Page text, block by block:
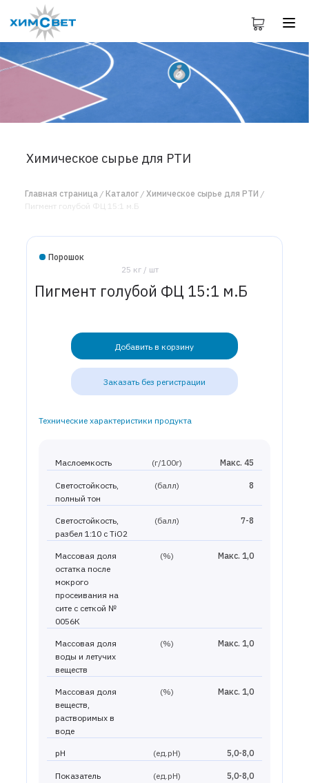
Химическое сырье для РТИ
Главная страница Каталог
Химическое сырье для РТИ
Пигмент голубой ФЦ 15:1 м.Б
Порошок
25 кг / шт
Пигмент голубой ФЦ 15:1 м.Б
Добавить в корзину
Заказать без регистрации
Технические характеристики продукта
Маслоемкость (г/100г) Макс. 45
Светостойкость,
полный тон
(балл) 8
Светостойкость,
разбел 1:10 с TiO2
(балл) 7-8
Массовая доля
остатка после
мокрого
просеивания на
сите с сеткой №
0056К
(%) Макс. 1,0
Массовая доля
воды и летучих
веществ
(%) Макс. 1,0
Массовая доля
веществ,
растворимых в
воде
(%) Макс. 1,0
pH (ед.рН) 5,0-8,0
Показатель
(ед.рН) 5,0-8,0